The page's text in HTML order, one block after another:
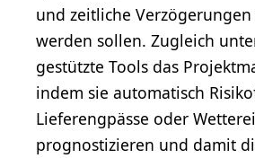
und zeitliche
werden sollen. Zugleich
gestützte Tools das
indem sie automatisch
Lieferengpässe oder
prognostizieren und damit